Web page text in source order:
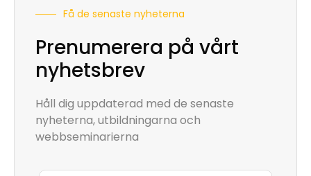
Få de senaste nyheterna
Prenumerera på vårt
nyhetsbrev
Håll dig uppdaterad med de senaste
nyheterna, utbildningarna och
webbseminarierna